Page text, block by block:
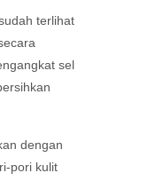
terlihat
sel
dengan
pori kulit